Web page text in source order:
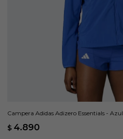
Campera Adidas Adizero Essentials - Azul
$ 4.890